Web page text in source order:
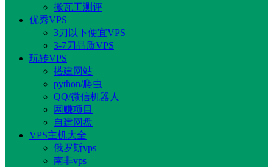
搬瓦工测评
优秀VPS
3刀以下便宜VPS
3-7刀品质VPS
玩转VPS
搭建网站
python/爬虫
QQ/微信机器人
网赚项目
自建网盘
VPS主机大全
俄罗斯vps
南非vps